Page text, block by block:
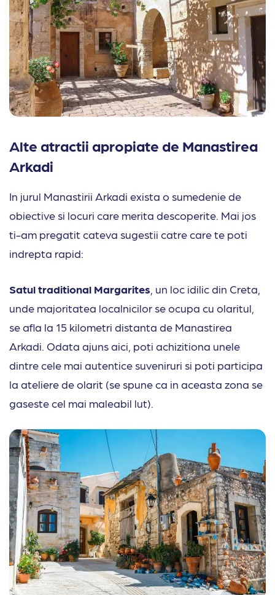
Alte atractii apropiate de Manastirea
Arkadi
In jurul Manastirii Arkadi exista o sumedenie de
obiective si locuri care merita descoperite. Mai jos
ti-am pregatit cateva sugestii catre care te poti
indrepta rapid:
Satul traditional Margarites , un loc idilic din Creta,
unde majoritatea localnicilor se ocupa cu olaritul,
se afla la 15 kilometri distanta de Manastirea
Arkadi. Odata ajuns aici, poti achizitiona unele
dintre cele mai autentice suveniruri si poti participa
la ateliere de olarit (se spune ca in aceasta zona se
gaseste cel mai maleabil lut).